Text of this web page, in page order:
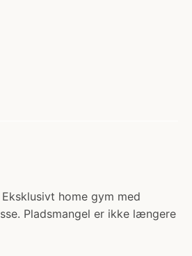
home gym med
Pladsmangel er ikke længere